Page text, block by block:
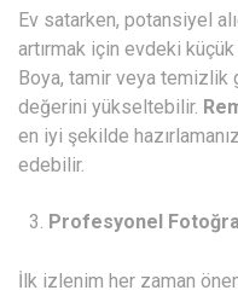
Ev satarken, potansiyel
artırmak için evdeki
Boya, tamir veya temizlik
değerini yükseltebilir.
en iyi şekilde
edebilir.
Profesyonel
İlk izlenim her zaman